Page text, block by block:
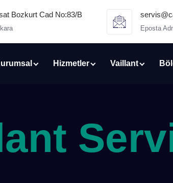
Bozkurt Cad No:83/B
Eposta
Hizmetler Vaillant